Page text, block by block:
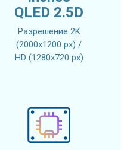
QLED 2.5D
Разрешение 2K
(2000x1200 px) /
HD (1280x720 px)